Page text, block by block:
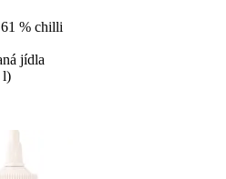
% chilli
jídla
l)